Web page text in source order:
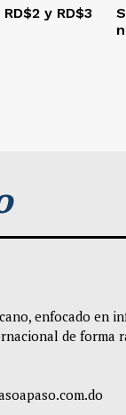
y RD$3
enfocado en
de forma